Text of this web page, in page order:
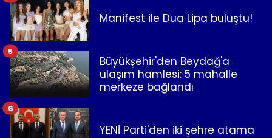
Manifest ile Dua Lipa buluştu!
Büyükşehir'den Beydağ'a
ulaşım hamlesi: 5 mahalle
merkeze bağlandı
5
YENİ Parti'den iki şehre atama
6